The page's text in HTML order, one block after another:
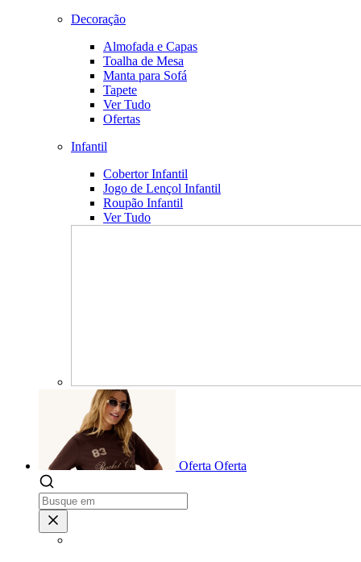
Decoração
Almofada e Capas
Toalha de Mesa
Manta para Sofá
Tapete
Ver Tudo
Ofertas
Infantil
Cobertor Infantil
Jogo de Lençol Infantil
Roupão Infantil
Ver Tudo
Oferta Oferta